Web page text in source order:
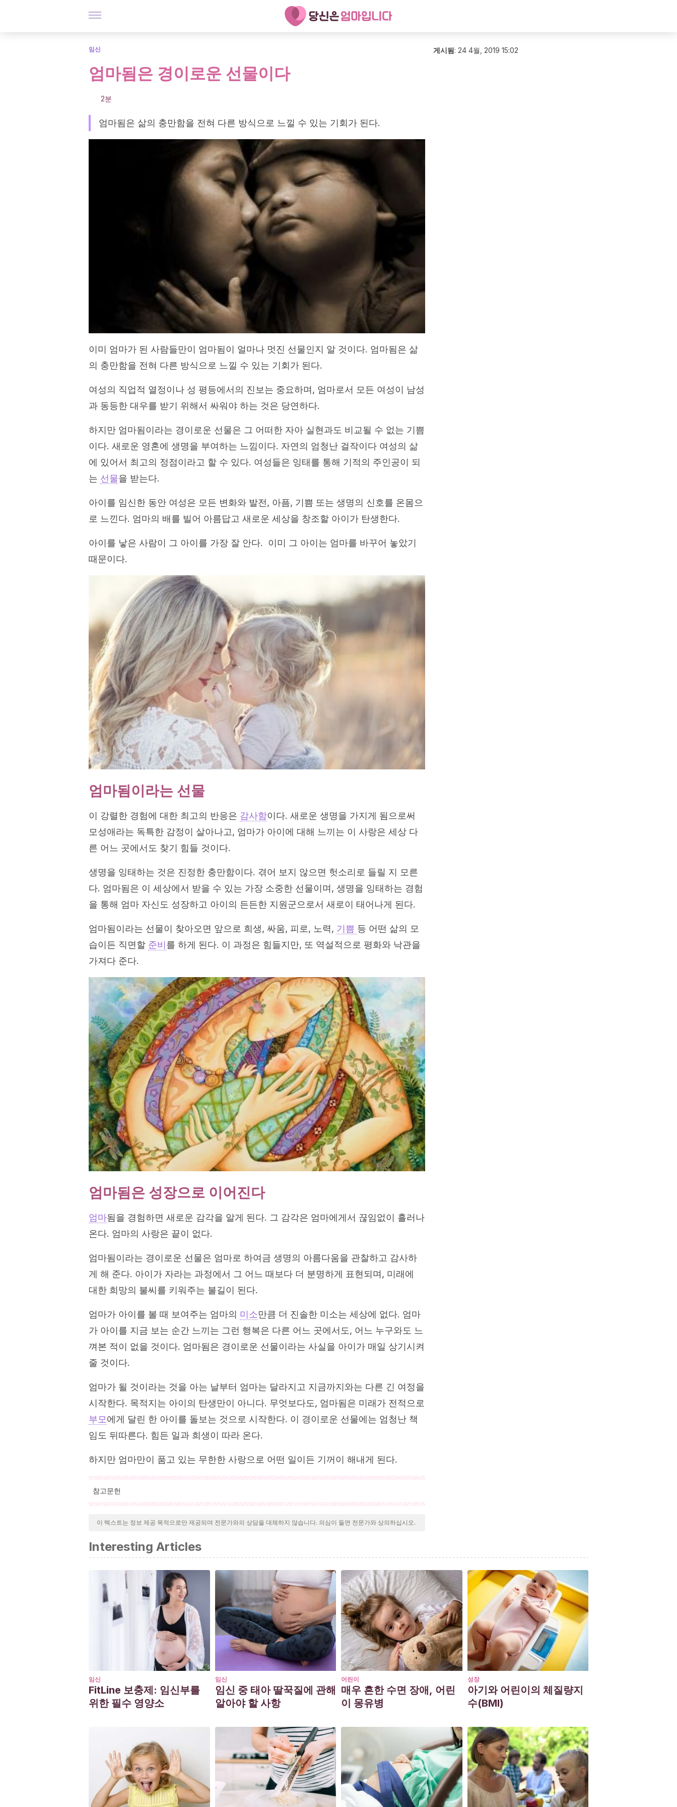
임신
엄마됨은 경이로운 선물이다
2분
엄마됨은 삶의 충만함을 전혀 다른 방식으로 느낄 수 있는 기회가 된다.
이미 엄마가 된 사람들만이 엄마됨이 얼마나 멋진 선물인지 알 것이다. 엄마됨은 삶
의 충만함을 전혀 다른 방식으로 느낄 수 있는 기회가 된다.
여성의 직업적 열정이나 성 평등에서의 진보는 중요하며, 엄마로서 모든 여성이 남성
과 동등한 대우를 받기 위해서 싸워야 하는 것은 당연하다.
하지만 엄마됨이라는 경이로운 선물은 그 어떠한 자아 실현과도 비교될 수 없는 기쁨
이다. 새로운 영혼에 생명을 부여하는 느낌이다. 자연의 엄청난 걸작이다 여성의 삶
에 있어서 최고의 정점이라고 할 수 있다. 여성들은 잉태를 통해 기적의 주인공이 되
는 선물을 받는다.
아이를 임신한 동안 여성은 모든 변화와 발전, 아픔, 기쁨 또는 생명의 신호를 온몸으
로 느낀다. 엄마의 배를 빌어 아름답고 새로운 세상을 창조할 아이가 탄생한다.
아이를 낳은 사람이 그 아이를 가장 잘 안다. 이미 그 아이는 엄마를 바꾸어 놓았기
때문이다.
엄마됨이라는 선물
이 강렬한 경험에 대한 최고의 반응은 감사함이다. 새로운 생명을 가지게 됨으로써
모성애라는 독특한 감정이 살아나고, 엄마가 아이에 대해 느끼는 이 사랑은 세상 다
른 어느 곳에서도 찾기 힘들 것이다.
생명을 잉태하는 것은 진정한 충만함이다. 겪어 보지 않으면 헛소리로 들릴 지 모른
다. 엄마됨은 이 세상에서 받을 수 있는 가장 소중한 선물이며, 생명을 잉태하는 경험
을 통해 엄마 자신도 성장하고 아이의 든든한 지원군으로서 새로이 태어나게 된다.
엄마됨이라는 선물이 찾아오면 앞으로 희생, 싸움, 피로, 노력, 기쁨 등 어떤 삶의 모
습이든 직면할 준비를 하게 된다. 이 과정은 힘들지만, 또 역설적으로 평화와 낙관을
가져다 준다.
엄마됨은 성장으로 이어진다
엄마됨을 경험하면 새로운 감각을 알게 된다. 그 감각은 엄마에게서 끊임없이 흘러나
온다. 엄마의 사랑은 끝이 없다.
엄마됨이라는 경이로운 선물은 엄마로 하여금 생명의 아름다움을 관찰하고 감사하
게 해 준다. 아이가 자라는 과정에서 그 어느 때보다 더 분명하게 표현되며, 미래에
대한 희망의 불씨를 키워주는 불길이 된다.
엄마가 아이를 볼 때 보여주는 엄마의 미소만큼 더 진솔한 미소는 세상에 없다. 엄마
가 아이를 지금 보는 순간 느끼는 그런 행복은 다른 어느 곳에서도, 어느 누구와도 느
껴본 적이 없을 것이다. 엄마됨은 경이로운 선물이라는 사실을 아이가 매일 상기시켜
줄 것이다.
엄마가 될 것이라는 것을 아는 날부터 엄마는 달라지고 지금까지와는 다른 긴 여정을
시작한다. 목적지는 아이의 탄생만이 아니다. 무엇보다도, 엄마됨은 미래가 전적으로
부모에게 달린 한 아이를 돌보는 것으로 시작한다. 이 경이로운 선물에는 엄청난 책
임도 뒤따른다. 힘든 일과 희생이 따라 온다.
하지만 엄마만이 품고 있는 무한한 사랑으로 어떤 일이든 기꺼이 해내게 된다.
참고문헌
인용된 모든 출처는 우리 팀에 의해 집요하게 검토되어 질의의 질, 신뢰성, 시대에 맞음 및 타당성을 보장하
기 위해 처리되었습니다. 이 문서의 참고 문헌은 신뢰성이 있으며 학문적 또는 과학적으로 정확합니다.
de https://lamenteesmaravillosa.com/valorar-lo-que-tenemos-es-la-mejor-forma-de-gratitud/
emocionales durante el embarazo normal y la conducta del feto.
Perinatología y Reproducción
Humana
(1), 5-14.
이 텍스트는 정보 제공 목적으로만 제공되며 전문가와의 상담을 대체하지 않습니다. 의심이 들면 전문가와 상의하십시오.
게시됨: 24 4월, 2019 15:02
Interesting Articles
임신
FitLine 보충제: 임신부를
위한 필수 영양소
임신
임신 중 태아 딸꾹질에 관해
알아야 할 사항
어린이
매우 흔한 수면 장애, 어린
이 몽유병
성장
아기와 어린이의 체질량지
수(BMI)